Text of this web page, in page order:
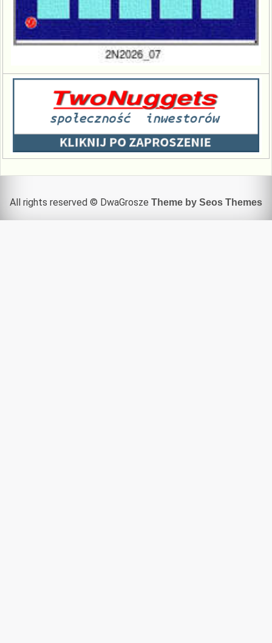
All rights reserved © DwaGrosze Theme by Seos Themes